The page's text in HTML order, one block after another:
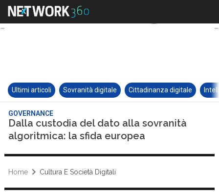
Ultimi articoli Sovranità digitale Cittadinanza digitale
GOVERNANCE
Dalla custodia del dato alla sovranità
algoritmica: la sfida europea
Home Cultura E Società Digitali